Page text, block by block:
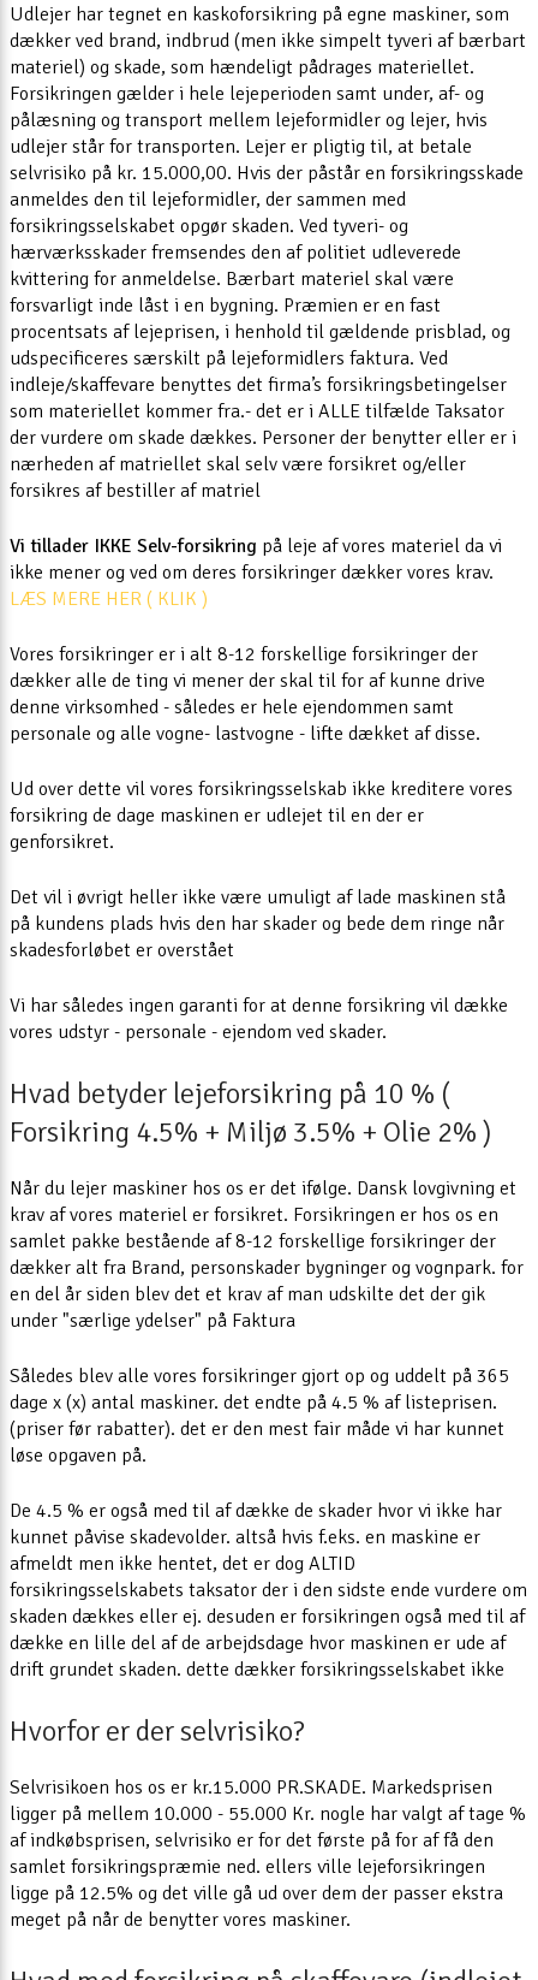
Udlejer har tegnet en kaskoforsikring på egne maskiner, som
dækker ved brand, indbrud (men ikke simpelt tyveri af bærbart
materiel) og skade, som hændeligt pådrages materiellet.
Forsikringen gælder i hele lejeperioden samt under, af- og
pålæsning og transport mellem lejeformidler og lejer, hvis
udlejer står for transporten. Lejer er pligtig til, at betale
selvrisiko på kr. 15.000,00. Hvis der påstår en forsikringsskade
anmeldes den til lejeformidler, der sammen med
forsikringsselskabet opgør skaden. Ved tyveri- og
hærværksskader fremsendes den af politiet udleverede
kvittering for anmeldelse. Bærbart materiel skal være
forsvarligt inde låst i en bygning. Præmien er en fast
procentsats af lejeprisen, i henhold til gældende prisblad, og
udspecificeres særskilt på lejeformidlers faktura. Ved
indleje/skaffevare benyttes det firma’s forsikringsbetingelser
som materiellet kommer fra.- det er i ALLE tilfælde Taksator
der vurdere om skade dækkes. Personer der benytter eller er i
nærheden af matriellet skal selv være forsikret og/eller
forsikres af bestiller af matriel
Vi tillader IKKE Selv-forsikring på leje af vores materiel da vi
ikke mener og ved om deres forsikringer dækker vores krav.
LÆS MERE HER ( KLIK )
Vores forsikringer er i alt 8-12 forskellige forsikringer der
dækker alle de ting vi mener der skal til for af kunne drive
denne virksomhed - således er hele ejendommen samt
personale og alle vogne- lastvogne - lifte dækket af disse.
Ud over dette vil vores forsikringsselskab ikke kreditere vores
forsikring de dage maskinen er udlejet til en der er
genforsikret.
Det vil i øvrigt heller ikke være umuligt af lade maskinen stå
på kundens plads hvis den har skader og bede dem ringe når
skadesforløbet er overstået
Vi har således ingen garanti for at denne forsikring vil dække
vores udstyr - personale - ejendom ved skader.
Hvad betyder lejeforsikring på 10 % (
Forsikring 4.5% + Miljø 3.5% + Olie 2% )
Når du lejer maskiner hos os er det ifølge. Dansk lovgivning et
krav af vores materiel er forsikret. Forsikringen er hos os en
samlet pakke bestående af 8-12 forskellige forsikringer der
dækker alt fra Brand, personskader bygninger og vognpark. for
en del år siden blev det et krav af man udskilte det der gik
under "særlige ydelser" på Faktura
Således blev alle vores forsikringer gjort op og uddelt på 365
dage x (x) antal maskiner. det endte på 4.5 % af listeprisen.
(priser før rabatter). det er den mest fair måde vi har kunnet
løse opgaven på.
De 4.5 % er også med til af dække de skader hvor vi ikke har
kunnet påvise skadevolder. altså hvis f.eks. en maskine er
afmeldt men ikke hentet, det er dog ALTID
forsikringsselskabets taksator der i den sidste ende vurdere om
skaden dækkes eller ej. desuden er forsikringen også med til af
dække en lille del af de arbejdsdage hvor maskinen er ude af
drift grundet skaden. dette dækker forsikringsselskabet ikke
Hvorfor er der selvrisiko?
Selvrisikoen hos os er kr.15.000 PR.SKADE. Markedsprisen
ligger på mellem 10.000 - 55.000 Kr. nogle har valgt af tage %
af indkøbsprisen, selvrisiko er for det første på for af få den
samlet forsikringspræmie ned. ellers ville lejeforsikringen
ligge på 12.5% og det ville gå ud over dem der passer ekstra
meget på når de benytter vores maskiner.